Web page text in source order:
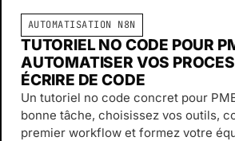
AUTOMATISATION N8N
TUTORIEL NO CODE POUR
AUTOMATISER VOS
ÉCRIRE DE CODE
Un tutoriel no code concret pour
bonne tâche, choisissez vos outils,
premier workflow et formez votre